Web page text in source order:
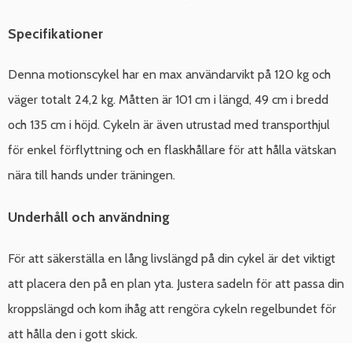
Specifikationer
Denna motionscykel har en max användarvikt på 120 kg och
väger totalt 24,2 kg. Måtten är 101 cm i längd, 49 cm i bredd
och 135 cm i höjd. Cykeln är även utrustad med transporthjul
för enkel förflyttning och en flaskhållare för att hålla vätskan
nära till hands under träningen.
Underhåll och användning
För att säkerställa en lång livslängd på din cykel är det viktigt
att placera den på en plan yta. Justera sadeln för att passa din
kroppslängd och kom ihåg att rengöra cykeln regelbundet för
att hålla den i gott skick.